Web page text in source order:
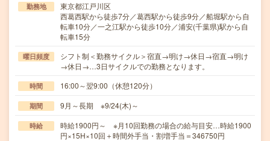
勤務地
東京都江戸川区
西葛西駅から徒歩7分／葛西駅から徒歩9分／船堀駅から自
転車10分／一之江駅から徒歩10分／浦安(千葉県)駅から自
転車15分
曜日頻度
シフト制＜勤務サイクル＞宿直→明け→休日→宿直→明け
→休日→…3日サイクルでの勤務となります。
時間 16:00～翌9:00（休憩120分）
期間 9月～長期 ※9/24(木)～
時給
時給1900円～ ※月10回勤務の場合の給与目安…時給1900
円×15H×10回＋時間外手当・割増手当＝346750円